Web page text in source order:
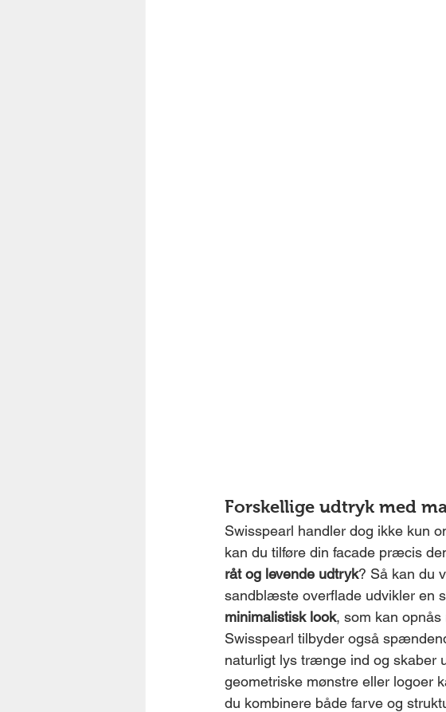
Forskellige udtryk med
Swisspearl handler dog ikke kun
kan du tilføre din facade præcis
råt og levende udtryk? Så kan du
sandblæste overflade udvikler en
minimalistisk look, som kan
Swisspearl tilbyder også
naturligt lys trænge ind og skaber
geometriske mønstre eller logoer
du kombinere både farve og